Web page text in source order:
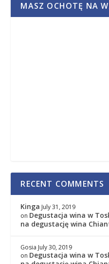
MASZ OCHOTĘ NA
RECENT COMMENTS
Kinga July 31, 2019
on Degustacja wina w
na degustację wina
Gosia July 30, 2019
on Degustacja wina w